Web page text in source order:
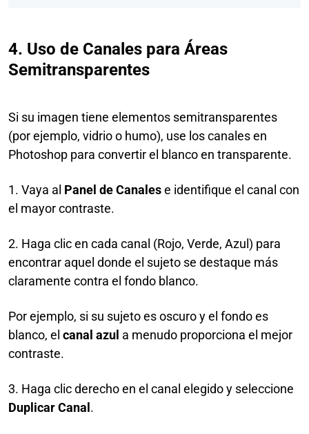
4. Uso de Canales para Áreas
Semitransparentes
Si su imagen tiene elementos semitransparentes
(por ejemplo, vidrio o humo), use los canales en
Photoshop para convertir el blanco en transparente.
1. Vaya al Panel de Canalese identifique el canal con
el mayor contraste.
2. Haga clic en cada canal (Rojo, Verde, Azul) para
encontrar aquel donde el sujeto se destaque más
claramente contra el fondo blanco.
Por ejemplo, si su sujeto es oscuro y el fondo es
blanco, el canal azul a menudo proporciona el mejor
contraste.
3. Haga clic derecho en el canal elegido y seleccione
Duplicar Canal .